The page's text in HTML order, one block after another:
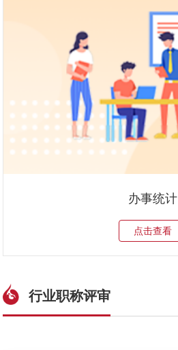
办事统计
点击查看
行业职称评审